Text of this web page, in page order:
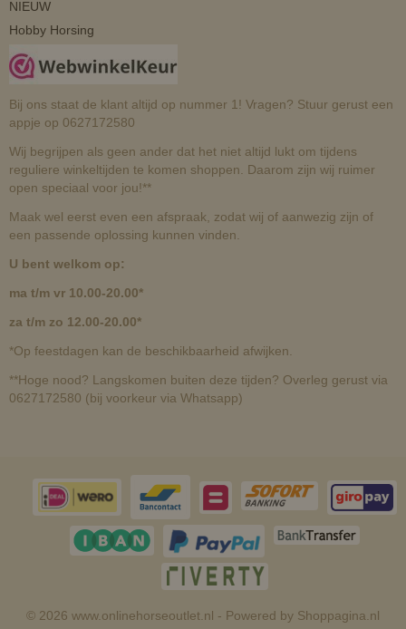
NIEUW
Hobby Horsing
Bij ons staat de klant altijd op nummer 1! Vragen? Stuur gerust een
appje op 0627172580
Wij begrijpen als geen ander dat het niet altijd lukt om tijdens
reguliere winkeltijden te komen shoppen. Daarom zijn wij ruimer
open speciaal voor jou!**
Maak wel eerst even een afspraak, zodat wij of aanwezig zijn of
een passende oplossing kunnen vinden.
U bent welkom op:
ma t/m vr 10.00-20.00*
za t/m zo 12.00-20.00*
*Op feestdagen kan de beschikbaarheid afwijken.
**Hoge nood? Langskomen buiten deze tijden? Overleg gerust via
0627172580 (bij voorkeur via Whatsapp)
© 2026 www.onlinehorseoutlet.nl - Powered by Shoppagina.nl